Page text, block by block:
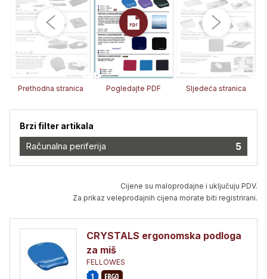
Prethodna stranica Pogledajte PDF Sljedeća stranica
Brzi filter artikala
Računalna periferija 5
Cijene su maloprodajne i uključuju PDV.
Za prikaz veleprodajnih cijena morate biti registrirani.
CRYSTALS ergonomska podloga
za miš
FELLOWES